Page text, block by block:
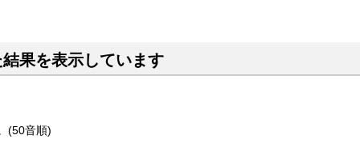
果を表示しています
(50音順)